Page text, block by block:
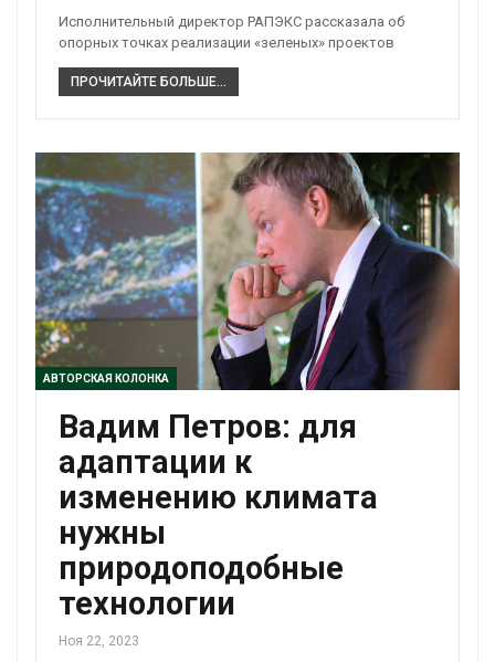
Исполнительный директор РАПЭКС рассказала об
опорных точках реализации «зеленых» проектов
ПРОЧИТАЙТЕ БОЛЬШЕ...
АВТОРСКАЯ КОЛОНКА
Вадим Петров: для
адаптации к
изменению климата
нужны
природоподобные
технологии
Ноя 22, 2023